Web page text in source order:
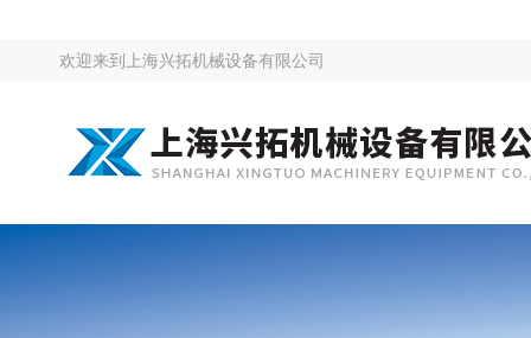
欢迎来到 上海兴拓机械设备有限公司